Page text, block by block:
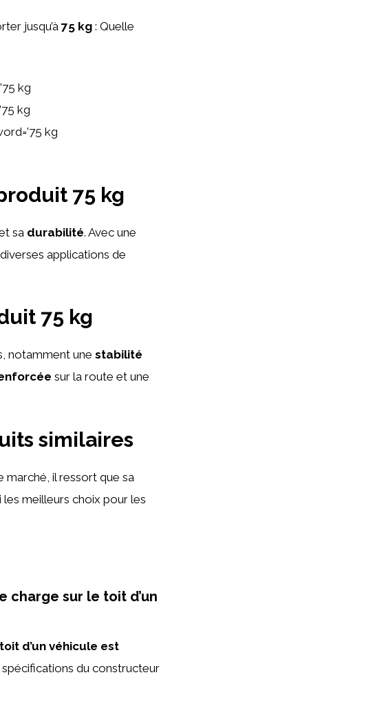
jusqu’à75 kg : Quelle
kg
kg
kg
75 kg
sa durabilité. Avec une
applications de
75 kg
notamment une stabilité
sur la route et une
similaires
marché, il ressort que sa
meilleurs choix pour les
charge sur le toit d’un
d’un véhicule est
du constructeur